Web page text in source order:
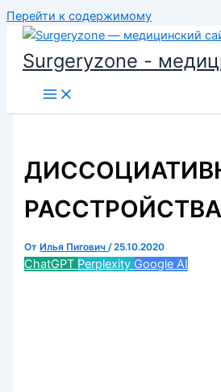
Перейти к содержимому
Surgeryzone -
РАССТРОЙСТВА
От Илья Пигович/25.10.2020
ChatGPT Perplexity Google AI